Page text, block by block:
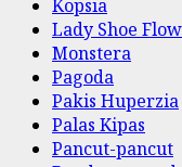
Kopsia
Lady Shoe
Monstera
Pagoda
Pakis Huperzia
Palas Kipas
Pancut-pancut